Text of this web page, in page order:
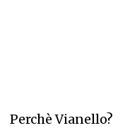
Perchè Vianello?